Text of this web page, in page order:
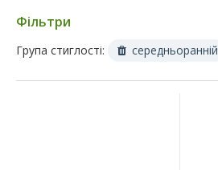
Фільтри
Група стиглості: середньоранній